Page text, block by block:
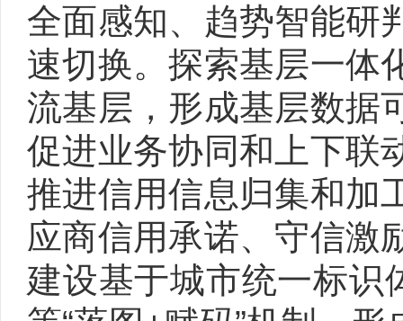
全面感知、趋势智能研
速切换。探索基层一体
流基层，形成基层数据
促进业务协同和上下联
推进信用信息归集和加
应商信用承诺、守信激
建设基于城市统一标识